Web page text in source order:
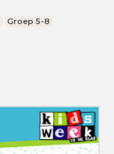
Groep 5-8